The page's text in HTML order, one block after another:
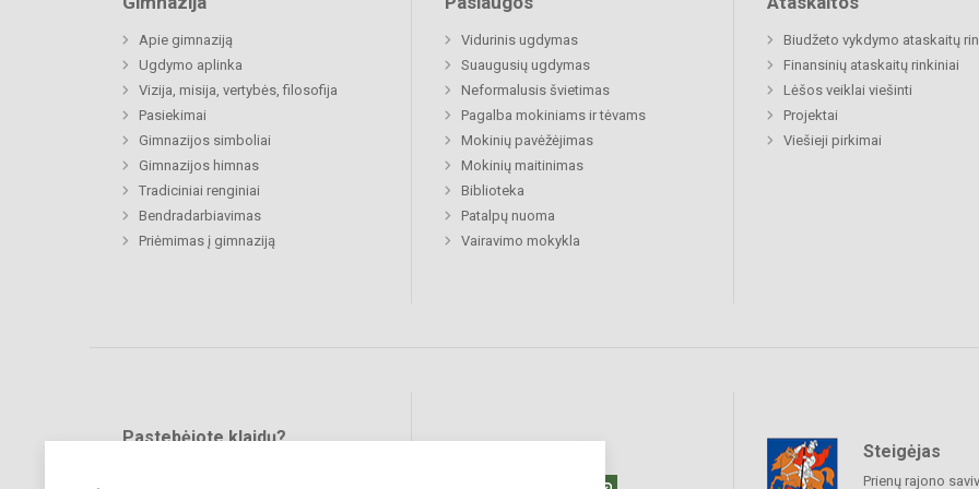
Apie gimnaziją
Ugdymo aplinka
Vizija, misija, vertybės, filosofija
Pasiekimai
Gimnazijos simboliai
Gimnazijos himnas
Tradiciniai renginiai
Bendradarbiavimas
Priėmimas į gimnaziją
Vidurinis ugdymas
Suaugusių ugdymas
Neformalusis švietimas
Pagalba mokiniams ir tėvams
Mokinių pavėžėjimas
Mokinių maitinimas
Biblioteka
Patalpų nuoma
Vairavimo mokykla
Biudžeto vykdymo ataskaitų
Finansinių ataskaitų rinkiniai
Lėšos veiklai viešinti
Projektai
Viešieji pirkimai
Pastebėjote klaidų?
Steigėjas
Prienų rajono